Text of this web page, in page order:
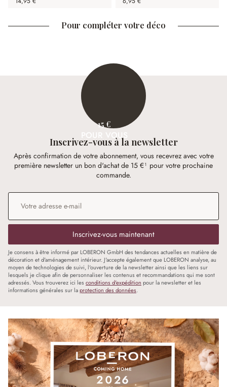
Pour compléter votre déco
15 €
POUR VOUS
Inscrivez-vous à la newsletter
Après confirmation de votre abonnement, vous recevrez avec votre
première newsletter un bon d'achat de 15 €¹ pour votre prochaine
commande.
Adresse e-mail
Inscrivez-vous maintenant
Je consens à être informé par LOBERON GmbH des tendances actuelles en matière de
décoration et d'aménagement intérieur. J'accepte également que LOBERON analyse, au
moyen de technologies de suivi, l'ouverture de la newsletter ainsi que les liens sur
lesquels je clique afin de personnaliser les contenus et recommandations qui me sont
adressés. Vous trouverez ici les conditions d'expédition pour la newsletter et les
informations générales sur laprotection des données.